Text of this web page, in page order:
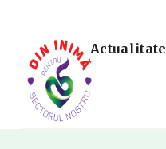
Actualitate